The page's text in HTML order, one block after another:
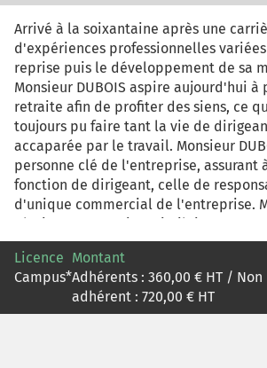
Arrivé à la soixantaine après une
d'expériences professionnelles
reprise puis le développement de sa
Monsieur DUBOIS aspire aujourd'hui à
retraite afin de profiter des siens, ce
toujours pu faire tant la vie de
accaparée par le travail. Monsieur
personne clé de l'entreprise, assurant
fonction de dirigeant, celle de
d'unique commercial de l'entreprise.
plusieurs entreprises similaires n'ont
repreneurs lors des dernières années
des revenus substantiels qu'elle lui a
procurés, il souhaite pouvoir réaliser,
cession, une opération patrimoniale
Licence
Campus*
Montant
Adhérents : 360,00 € HT / Non
adhérent : 720,00 € HT